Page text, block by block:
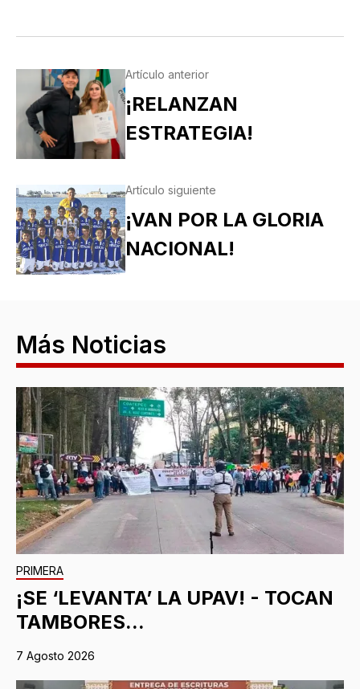
Artículo anterior
¡RELANZAN
ESTRATEGIA!
Artículo siguiente
¡VAN POR LA GLORIA
NACIONAL!
Más Noticias
PRIMERA
¡SE ‘LEVANTA’ LA UPAV! - TOCAN
TAMBORES...
7 Agosto 2026